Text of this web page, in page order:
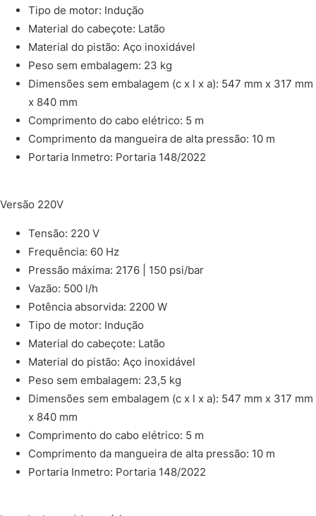
Tipo de motor: Indução
Material do cabeçote: Latão
Material do pistão: Aço inoxidável
Peso sem embalagem: 23 kg
Dimensões sem embalagem (c x l x a): 547 mm x 317 mm
x 840 mm
Comprimento do cabo elétrico: 5 m
Comprimento da mangueira de alta pressão: 10 m
Portaria Inmetro: Portaria 148/2022
Versão 220V
Tensão: 220 V
Frequência: 60 Hz
Pressão máxima: 2176 | 150 psi/bar
Vazão: 500 l/h
Potência absorvida: 2200 W
Tipo de motor: Indução
Material do cabeçote: Latão
Material do pistão: Aço inoxidável
Peso sem embalagem: 23,5 kg
Dimensões sem embalagem (c x l x a): 547 mm x 317 mm
x 840 mm
Comprimento do cabo elétrico: 5 m
Comprimento da mangueira de alta pressão: 10 m
Portaria Inmetro: Portaria 148/2022